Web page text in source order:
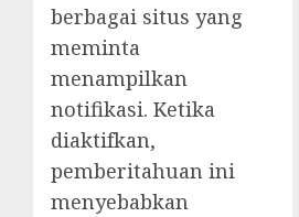
berbagai situs yang
meminta
menampilkan
notifikasi. Ketika
diaktifkan,
pemberitahuan ini
menyebabkan